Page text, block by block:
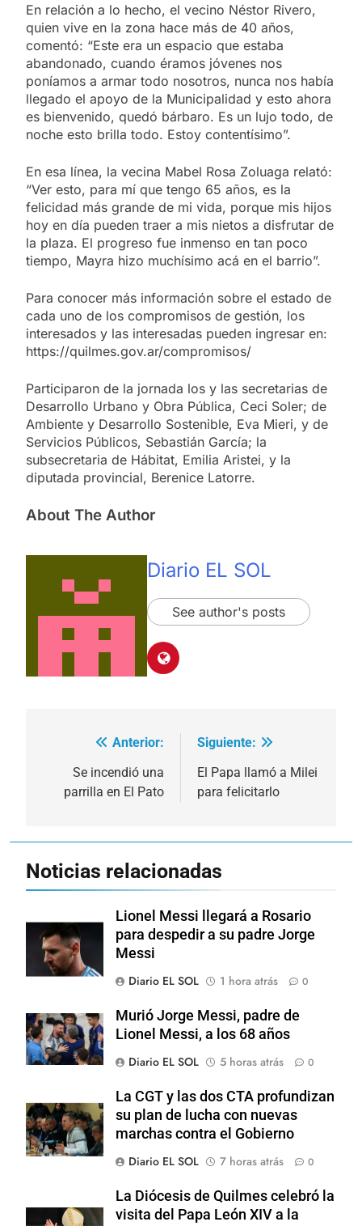
En relación a lo hecho, el vecino Néstor Rivero,
quien vive en la zona hace más de 40 años,
comentó: “Este era un espacio que estaba
abandonado, cuando éramos jóvenes nos
poníamos a armar todo nosotros, nunca nos había
llegado el apoyo de la Municipalidad y esto ahora
es bienvenido, quedó bárbaro. Es un lujo todo, de
noche esto brilla todo. Estoy contentísimo”.
En esa línea, la vecina Mabel Rosa Zoluaga relató:
“Ver esto, para mí que tengo 65 años, es la
felicidad más grande de mi vida, porque mis hijos
hoy en día pueden traer a mis nietos a disfrutar de
la plaza. El progreso fue inmenso en tan poco
tiempo, Mayra hizo muchísimo acá en el barrio”.
Para conocer más información sobre el estado de
cada uno de los compromisos de gestión, los
interesados y las interesadas pueden ingresar en:
https://quilmes.gov.ar/compromisos/
Participaron de la jornada los y las secretarias de
Desarrollo Urbano y Obra Pública, Ceci Soler; de
Ambiente y Desarrollo Sostenible, Eva Mieri, y de
Servicios Públicos, Sebastián García; la
subsecretaria de Hábitat, Emilia Aristei, y la
diputada provincial, Berenice Latorre.
About The Author
Diario EL SOL
See author's posts
Navegación
entradas
Anterior:
Se incendió una
parrilla en El Pato
Siguiente:
El Papa llamó a Milei
para felicitarlo
Noticias relacionadas
Lionel Messi llegará a Rosario
para despedir a su padre Jorge
Messi
Diario EL SOL
1 hora atrás 0
Murió Jorge Messi, padre de
Lionel Messi, a los 68 años
Diario EL SOL
5 horas atrás 0
La CGT y las dos CTA profundizan
su plan de lucha con nuevas
marchas contra el Gobierno
Diario EL SOL
7 horas atrás 0
La Diócesis de Quilmes celebró la
visita del Papa León XIV a la